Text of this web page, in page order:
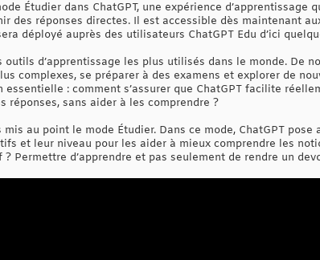
Étudier dans ChatGPT, une expérience d’apprentissage
des réponses directes. Il est accessible dès maintenant
déployé auprès des utilisateurs ChatGPT Edu d’ici
outils d’apprentissage les plus utilisés dans le monde. De
complexes, se préparer à des examens et explorer de
: comment s’assurer que ChatGPT facilite
sans aider à les comprendre ?
mis au point le mode Étudier. Dans ce mode, ChatGPT
et leur niveau pour les aider à mieux comprendre les
Permettre d’apprendre et pas seulement de rendre un